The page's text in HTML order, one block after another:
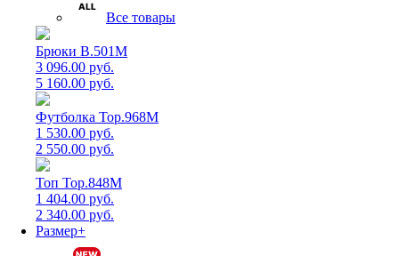
Все товары
Брюки B.501M
3 096.00 руб.
5 160.00 руб.
Футболка Top.968M
1 530.00 руб.
2 550.00 руб.
Топ Top.848M
1 404.00 руб.
2 340.00 руб.
Размер+